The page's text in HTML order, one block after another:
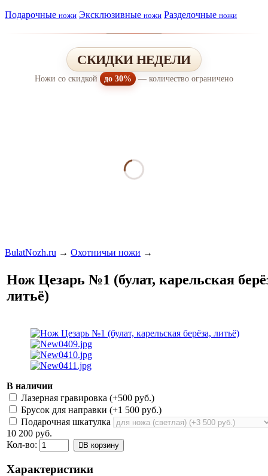
Подарочные ножи Эксклюзивные ножи Разделочные ножи
СКИДКИ НЕДЕЛИ
Ножи со скидкой до 30% — количество ограничено
BulatNozh.ru → Охотничьи ножи →
Нож Цезарь №1 (булат, карельская
литьё)
В наличии
Лазерная гравировка (+500 руб.)
Брусок для направки (+1 500 руб.)
Подарочная шкатулка
10 200 руб.
Кол-во:
В корзину
Характеристики